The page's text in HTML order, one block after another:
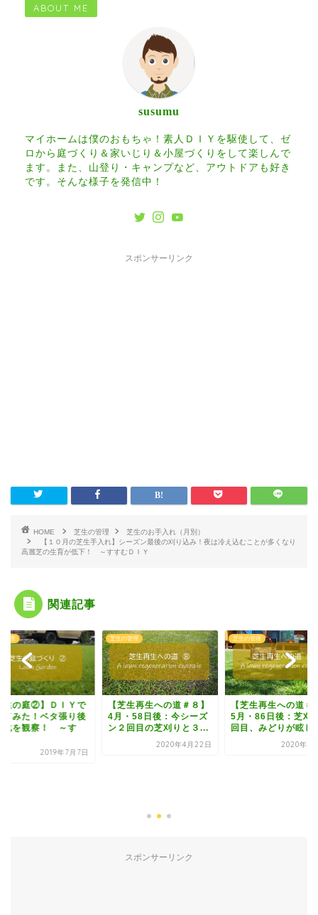
ABOUT ME
susumu
マイホームは僕のおもちゃ！素人ＤＩＹを駆使して、ゼ
ロから庭づくり＆家いじり＆小屋づくりをして楽しんで
ます。また、山登り・キャンプなど、アウトドアも好き
です。そんな様子を発信中！
スポンサーリンク
HOME 芝生の管理
芝生のお手入れ（月別）
【１０月の芝生手入れ】シーズン最後の刈り込み！夜は冷え込むことが多くなり
高麗芝の生育が低下！ ～すすむＤＩＹ
関連記事
管理
生の庭②】ＤＩＹで
てみた！ベタ張り後
化を観察！ ～す
2019年7月7日
芝生の管理
【芝生再生への道＃８】
4月・58日後：今シーズ
ン２回目の芝刈りと３...
2020年4月22日
芝生の管理
【芝生再生への道＃
5月・86日後：芝刈
回目、みどりが眩し
2020年5
スポンサーリンク